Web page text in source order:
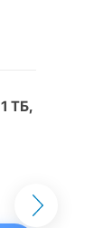
ТБ,